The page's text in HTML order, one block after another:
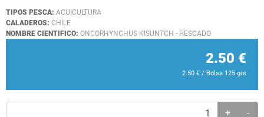
TIPOS PESCA: ACUICULTURA
CALADEROS: CHILE
NOMBRE CIENTIFICO: ONCORHYNCHUS KISUNTCH - PESCADO
2.50 €
2.50 € / Bolsa 125 grs
+ -